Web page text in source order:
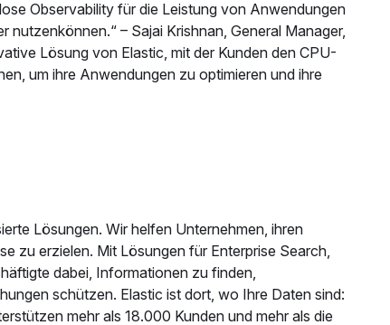
Observability für die Leistung von Anwendungen
– Sajai Krishnan, General Manager,
Lösung von Elastic, mit der Kunden den CPU-
um ihre Anwendungen zu optimieren und ihre
Lösungen. Wir helfen Unternehmen, ihren
zu erzielen. Mit Lösungen für Enterprise Search,
dabei, Informationen zu finden,
schützen. Elastic ist dort, wo Ihre Daten sind:
mehr als 18.000 Kunden und mehr als die